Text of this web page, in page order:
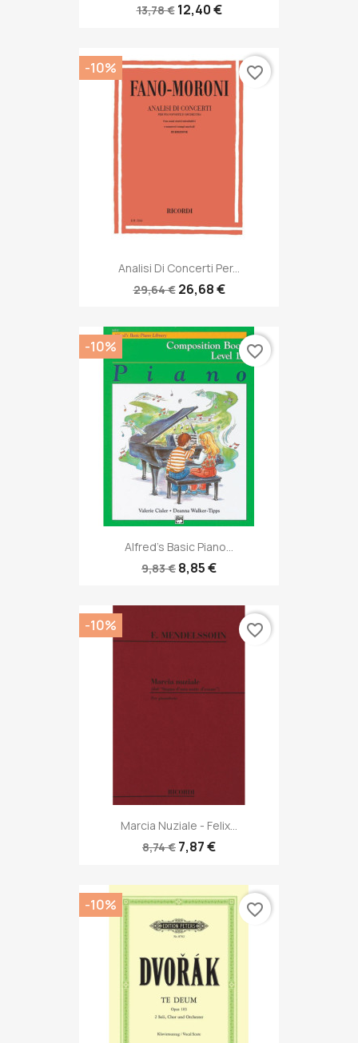
13,78 € 12,40 €
Analisi Di Concerti Per...
29,64 € 26,68 €
-10% favorite_border
Alfred's Basic Piano...
9,83 € 8,85 €
-10% favorite_border
Marcia Nuziale - Felix...
8,74 € 7,87 €
-10% favorite_border
-10% favorite_border